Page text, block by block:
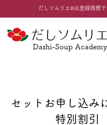
だしソムリエ®は登録商標で
Dashi-Soup Academy
セットお申し込み
特別割引